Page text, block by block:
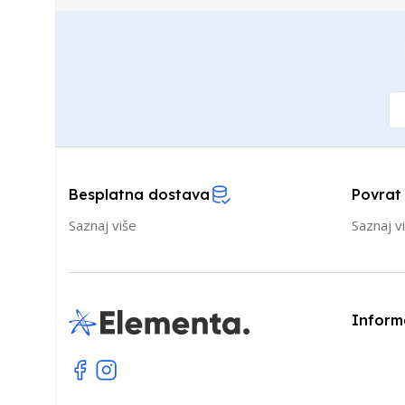
Besplatna dostava
Saznaj više
Saznaj